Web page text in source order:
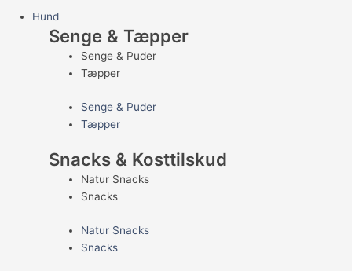
Hund
Senge & Tæpper
Senge & Puder
Tæpper
Senge & Puder
Tæpper
Snacks & Kosttilskud
Natur Snacks
Snacks
Natur Snacks
Snacks